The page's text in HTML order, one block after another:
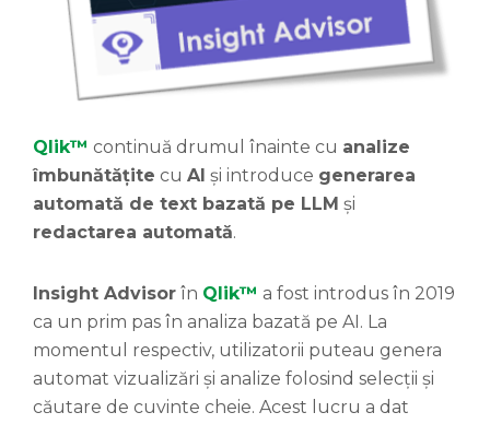
Qlik™ continuă drumul înainte cu analize
îmbunătățite cu AI și introduce generarea
automată de text bazată pe LLM și
redactarea automată.
Insight Advisor în Qlik™ a fost introdus în 2019
ca un prim pas în analiza bazată pe AI. La
momentul respectiv, utilizatorii puteau genera
automat vizualizări și analize folosind selecții și
căutare de cuvinte cheie. Acest lucru a dat